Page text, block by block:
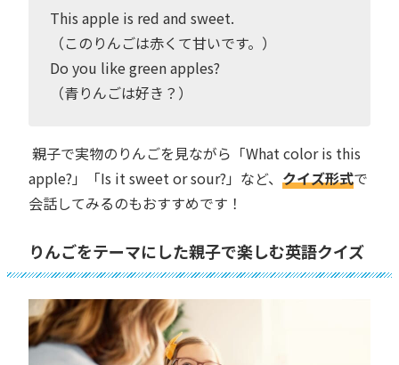
This apple is red and sweet.
（このりんごは赤くて甘いです。）
Do you like green apples?
（青りんごは好き？）
親子で実物のりんごを見ながら「What color is this
apple?」「Is it sweet or sour?」など、 クイズ形式で
会話してみるのもおすすめです！
りんごをテーマにした親子で楽しむ英語クイズ